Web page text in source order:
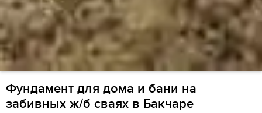
Фундамент для дома и бани на
забивных ж/б сваях в Бакчаре